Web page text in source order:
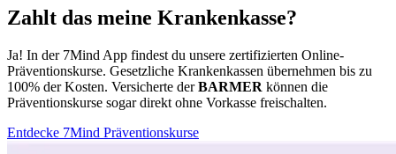
Zahlt das meine Krankenkasse?
Ja! In der 7Mind App findest du unsere zertifizierten Online-
Präventionskurse. Gesetzliche Krankenkassen übernehmen bis zu
100% der Kosten. Versicherte derBARMER können die
Präventionskurse sogar direkt ohne Vorkasse freischalten.
Entdecke 7Mind Präventionskurse